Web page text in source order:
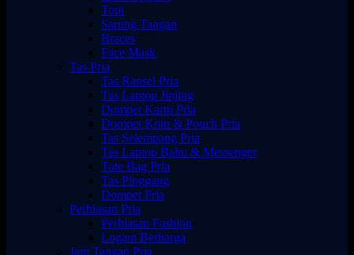
Topi
Sarung Tangan
Braces
Face Mask
Tas Pria
Tas Ransel Pria
Tas Laptop Jinjing
Dompet Kartu Pria
Dompet Koin & Pouch Pria
Tas Selempang Pria
Tas Laptop Bahu & Messenger
Tote Bag Pria
Tas Pinggang
Dompet Pria
Perhiasan Pria
Perhiasan Fashion
Logam Berharga
Jam Tangan Pria